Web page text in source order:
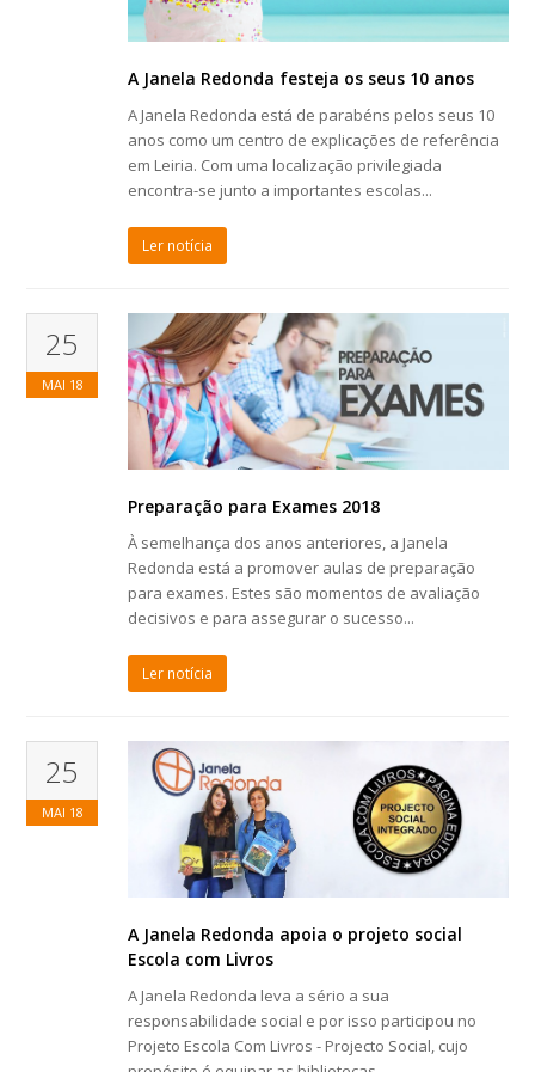
A Janela Redonda festeja os seus 10 anos
A Janela Redonda está de parabéns pelos seus 10
anos como um centro de explicações de referência
em Leiria. Com uma localização privilegiada
encontra-se junto a importantes escolas...
Ler notícia
25
MAI 18
Preparação para Exames 2018
À semelhança dos anos anteriores, a Janela
Redonda está a promover aulas de preparação
para exames. Estes são momentos de avaliação
decisivos e para assegurar o sucesso...
Ler notícia
25
MAI 18
A Janela Redonda apoia o projeto social
Escola com Livros
A Janela Redonda leva a sério a sua
responsabilidade social e por isso participou no
Projeto Escola Com Livros - Projecto Social, cujo